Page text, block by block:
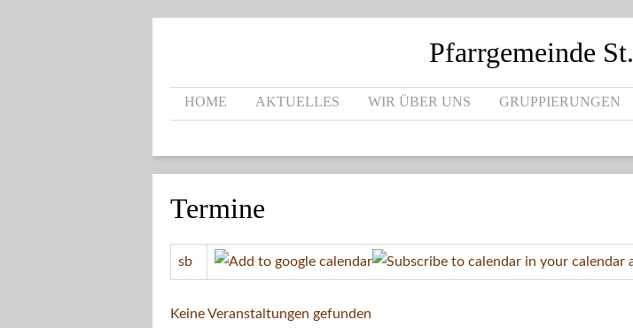
Pfarrgemeinde
HOME AKTUELLES WIR ÜBER UNS GRUPPIERUNGEN
Termine
sb
Keine Veranstaltungen gefunden